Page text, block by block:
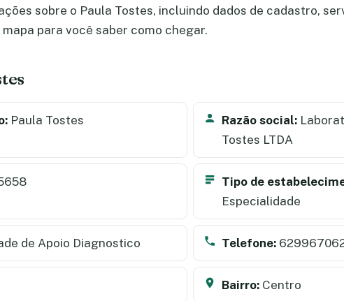
sobre o Paula Tostes, incluindo dados de cadastro,
para você saber como chegar.
Paula Tostes Razão social:
Tostes LTDA
Tipo de
Especialidade
de Apoio Diagnostico Telefone:
Bairro: Centro